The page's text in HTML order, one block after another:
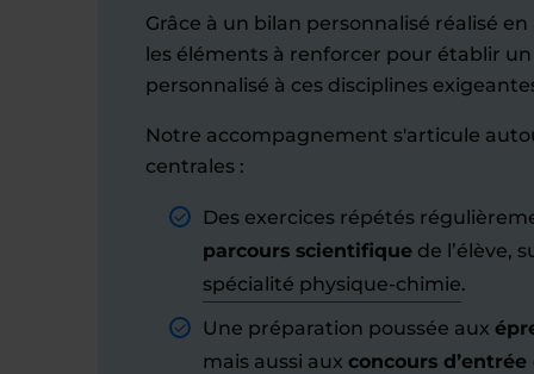
Grâce à un bilan personnalisé réalisé
les éléments à renforcer pour établir un
personnalisé à ces disciplines
Notre accompagnement s'articule
centrales :
Des exercices répétés
parcours scientifique de l’élève,
spécialité physique-chimie.
Une préparation poussée aux
mais aussi aux concours